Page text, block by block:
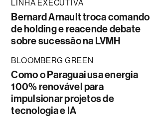
LINHA EXECUTIVA
Bernard Arnault troca comando
de holding e reacende debate
sobre sucessão na LVMH
BLOOMBERG GREEN
Como o Paraguai usa energia
100% renovável para
impulsionar projetos de
tecnologia e IA